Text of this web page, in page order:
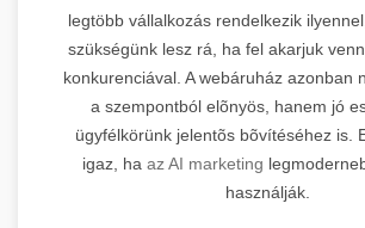
legtöbb vállalkozás rendelkezik
szükségünk lesz rá, ha fel akarjuk
konkurenciával. A webáruház azonban
a szempontból elõnyös, hanem jó
ügyfélkörünk jelentõs bõvítéséhez is.
igaz, ha az AI marketing
használják.